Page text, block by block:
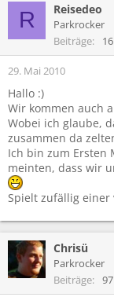
R Reisedeo
Parkrocker
Beiträge
16
29. Mai 2010
Hallo :)
Wir kommen auch
Wobei ich glaube,
zusammen da
Ich bin zum Ersten
meinten, dass wir
Spielt zufällig einer
Chrisü
Parkrocker
Beiträge
97